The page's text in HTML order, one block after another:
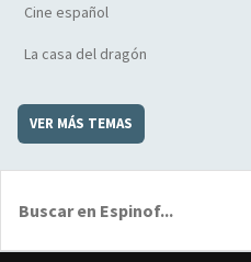
Cine español
La casa del dragón
VER MÁS TEMAS